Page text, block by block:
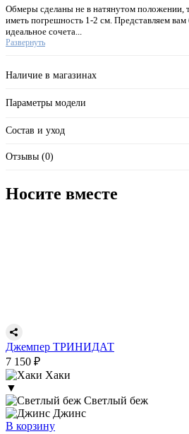
Обмеры сделаны не в натянутом положении,
иметь погрешность 1-2 см. Представляем
идеальное сочета...
Развернуть
Наличие в магазинах
Параметры модели
Состав и уход
Отзывы (0)
Носите вместе
Джемпер ТРИНИДАТ
7 150 ₽
Хаки
▼
Светлый беж
Джинс
В корзину